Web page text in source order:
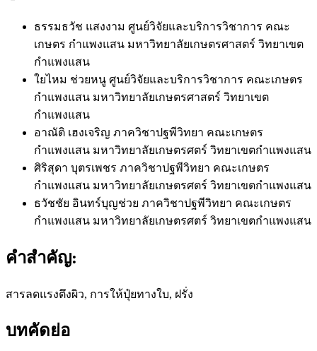
ธรรมธวัช แสงงาม ศูนย์วิจัยและบริการวิชาการ คณะ
เกษตร กำแพงแสน มหาวิทยาลัยเกษตรศาสตร์ วิทยาเขต
กำแพงแสน
ใยไหม ช่วยหนู ศูนย์วิจัยและบริการวิชาการ คณะเกษตร
กำแพงแสน มหาวิทยาลัยเกษตรศาสตร์ วิทยาเขต
กำแพงแสน
อาณัติ เฮงเจริญ ภาควิชาปฐพีวิทยา คณะเกษตร
กำแพงแสน มหาวิทยาลัยเกษตรศตร์ วิทยาเขตกำแพงแสน
ศิริสุดา บุตรเพชร ภาควิชาปฐพีวิทยา คณะเกษตร
กำแพงแสน มหาวิทยาลัยเกษตรศตร์ วิทยาเขตกำแพงแสน
ธวัชชัย อินทร์บุญช่วย ภาควิชาปฐพีวิทยา คณะเกษตร
กำแพงแสน มหาวิทยาลัยเกษตรศตร์ วิทยาเขตกำแพงแสน
คำสำคัญ:
สารลดแรงตึงผิว, การให้ปุ๋ยทางใบ, ฝรั่ง
บทคัดย่อ